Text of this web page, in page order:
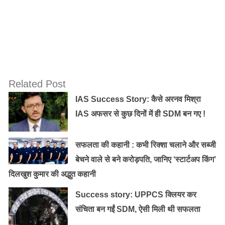
पिता बेचते हैं लंगोट, बेटी ने भारत केसरी बन जीते 10
लाख रूपये
भाऊरव का फिल्म निर्देशक बनने का सपना उन्हें अपने गांव से पुणे
लेकर आया और उन्होंने FTII में दाखिला लेने की कोशिश की,
लेकिन उन्हें दाखिला नहीं मिला क्योंकि उन्होंने अपने कॉलेज की पढ़ाई
बीच में ही छोड़ दी थी। वह बताते हैं, ‘मैं नासिक चला गया और वहां
Related Post
IAS Success Story: कैसे अरनव मिश्रा
IAS अफसर से कुछ दिनों में ही SDM बन गए !
सफलता की कहानी : कभी रिक्शा चलाने और सब्जी
बेचने वाले से बने करोड़पति, जानिए ‘स्टार्टअप किंग’
दिलखुश कुमार की अद्भुत कहानी
Success story: UPPCS क्लियर कर
संचिता बन गईं SDM, ऐसी मिली थी सफलता